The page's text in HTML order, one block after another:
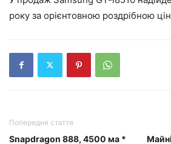
року за орієнтовною роздрібною
Попередня стаття
Snapdragon 888, 4500 ма *